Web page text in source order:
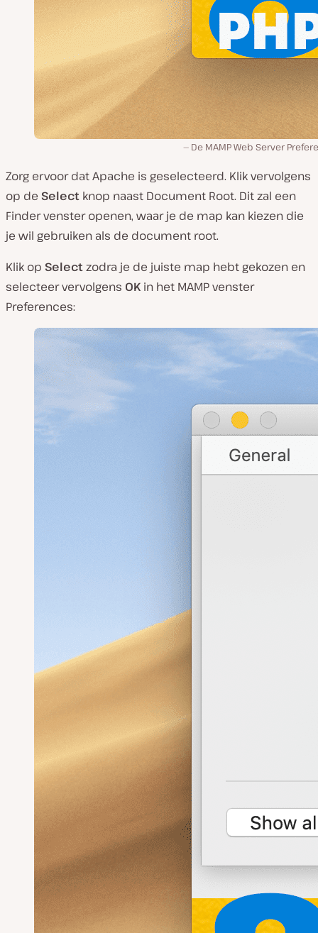
De MAMP Web Server
Zorg ervoor datApache is geselecteerd. Klik vervolgens
op de Select knop naast Document Root. Dit zal een
Findervenster openen, waar je de map kan kiezen die
je wil gebruiken als de document root.
Klik op Selectzodra je de juiste map hebt gekozen en
selecteer vervolgens OK in het MAMP venster
Preferences: